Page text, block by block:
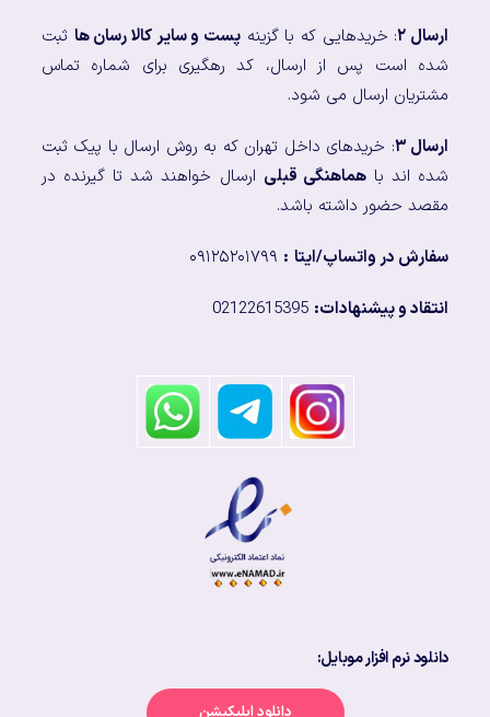
ارسال ۲ : خریدهایی که با گزینه پست و سایر کالا رسان ها ثبت
شده است پس از ارسال، کد رهگیری برای شماره تماس
مشتریان ارسال می شود.
ارسال ۳
: خریدهای داخل تهران که به روش ارسال با پیک ثبت
شده اند باهماهنگی قبلی ارسال خواهند شد تا گیرنده در
مقصد حضور داشته باشد.
سفارش در واتساپ/ایتا :
انتقاد و پیشنهادات:
دانلود نرم افزار موبایل:
دانلود اپلیکیشن